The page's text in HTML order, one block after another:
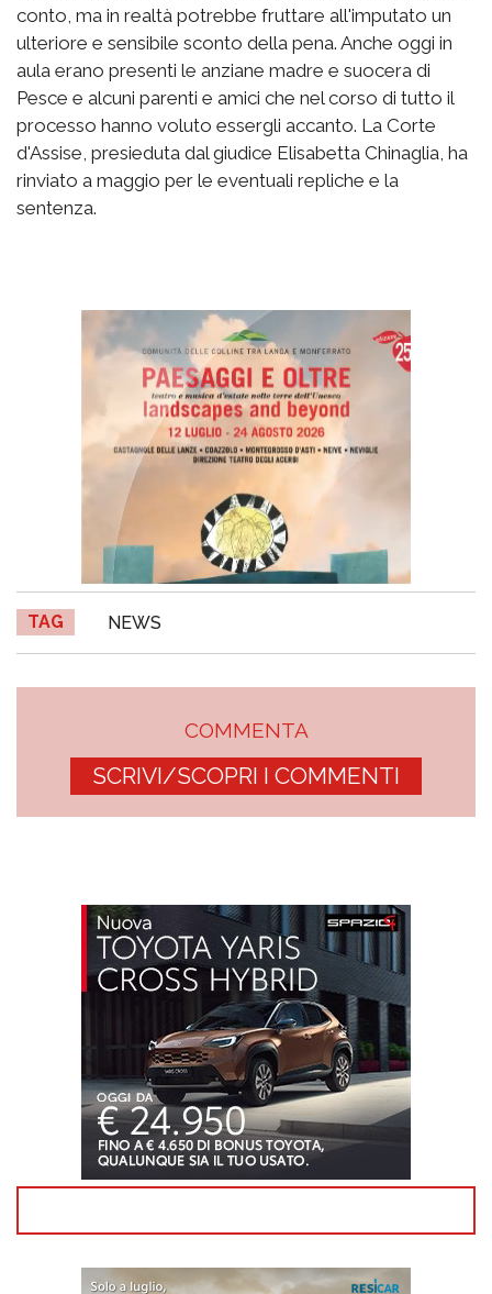
conto, ma in realtà potrebbe fruttare all'imputato un
ulteriore e sensibile sconto della pena. Anche oggi in
aula erano presenti le anziane madre e suocera di
Pesce e alcuni parenti e amici che nel corso di tutto il
processo hanno voluto essergli accanto. La Corte
d'Assise, presieduta dal giudice Elisabetta Chinaglia, ha
rinviato a maggio per le eventuali repliche e la
sentenza.
TAG NEWS
COMMENTA
SCRIVI/SCOPRI I COMMENTI